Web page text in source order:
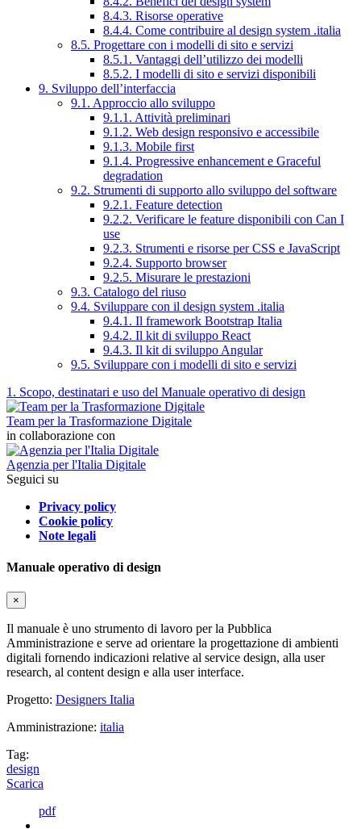
8.4.3. Risorse operative
8.4.4. Come contribuire al design system .italia
8.5. Progettare con i modelli di sito e servizi
8.5.1. Vantaggi dell’utilizzo dei modelli
8.5.2. I modelli di sito e servizi disponibili
9. Sviluppo dell’interfaccia
9.1. Approccio allo sviluppo
9.1.1. Attività preliminari
9.1.2. Web design responsivo e accessibile
9.1.3. Mobile first
9.1.4. Progressive enhancement e Graceful
degradation
9.2. Strumenti di supporto allo sviluppo del software
9.2.1. Feature detection
9.2.2. Verificare le feature disponibili con Can I
use
9.2.3. Strumenti e risorse per CSS e JavaScript
9.2.4. Supporto browser
9.2.5. Misurare le prestazioni
9.3. Catalogo del riuso
9.4. Sviluppare con il design system .italia
9.4.1. Il framework Bootstrap Italia
9.4.2. Il kit di sviluppo React
9.4.3. Il kit di sviluppo Angular
9.5. Sviluppare con i modelli di sito e servizi
1. Scopo, destinatari e uso del Manuale operativo di design
Team per la Trasformazione Digitale
in collaborazione con
Agenzia per l'Italia Digitale
Seguici su
Privacy policy
Cookie policy
Note legali
Manuale operativo di design
×
Il manuale è uno strumento di lavoro per la Pubblica
Amministrazione e serve ad orientare la progettazione di ambienti
digitali fornendo indicazioni relative al service design, alla user
research, al content design e alla user interface.
Progetto: Designers Italia
Amministrazione: italia
Tag:
design
Scarica
pdf